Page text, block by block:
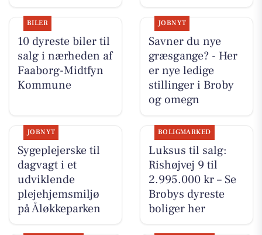
BILER
10 dyreste biler til
salg i nærheden af
Faaborg-Midtfyn
Kommune
JOBNYT
Savner du nye
græsgange? - Her
er nye ledige
stillinger i Broby
og omegn
JOBNYT
Sygeplejerske til
dagvagt i et
udviklende
plejehjemsmiljø
på Åløkkeparken
BOLIGMARKED
Luksus til salg:
Rishøjvej 9 til
2.995.000 kr – Se
Brobys dyreste
boliger her